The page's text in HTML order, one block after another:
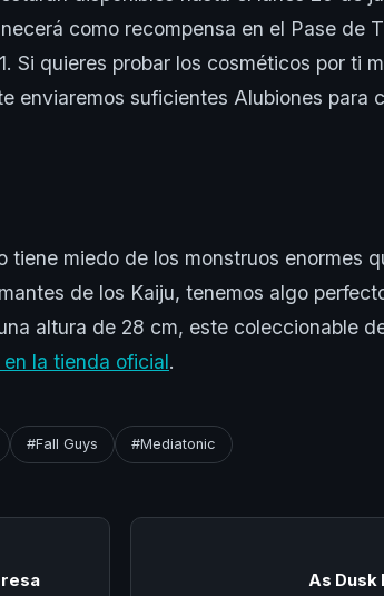
como recompensa en el Pase de
Si quieres probar los cosméticos por ti
enviaremos suficientes Alubiones para
tiene miedo de los monstruos enormes
de los Kaiju, tenemos algo
altura de 28 cm, este coleccionable
la tienda oficial.
#Fall Guys #Mediatonic
As Dusk